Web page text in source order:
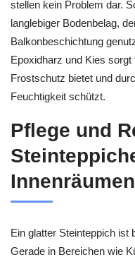
stellen kein Problem dar.
langlebiger Bodenbelag,
Balkonbeschichtung
Epoxidharz und Kies
Frostschutz bietet und
Feuchtigkeit schützt.
Pflege und
Innenräumen
Ein glatter Steinteppich ist
Gerade in Bereichen wie